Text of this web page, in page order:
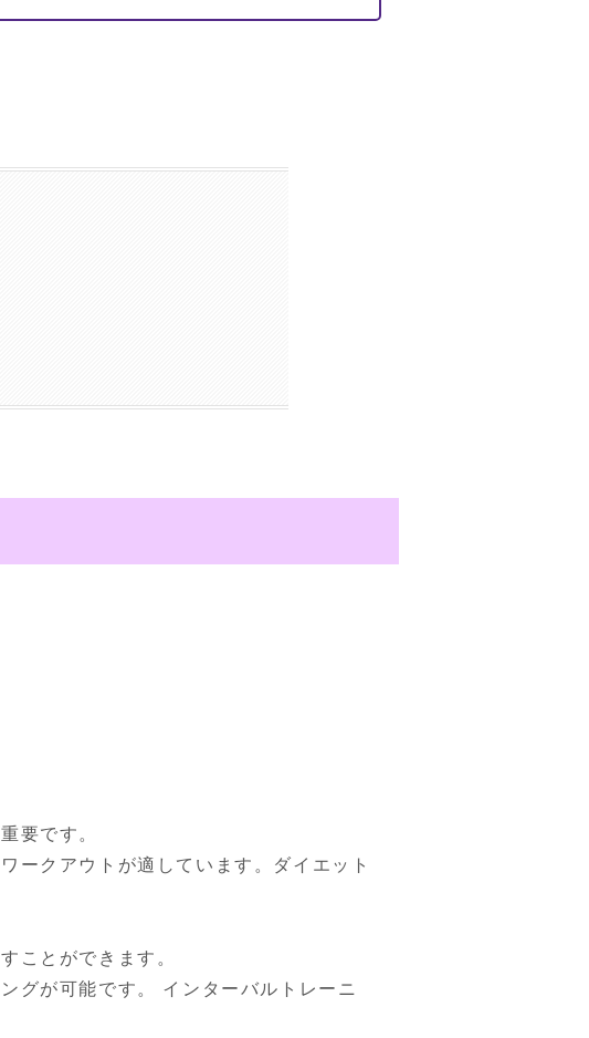
要です。
ークアウトが適しています。ダイエット
ことができます。
グが可能です。 インターバルトレーニ